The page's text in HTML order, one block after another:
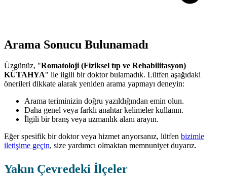
Arama Sonucu Bulunamadı
Üzgünüz, "Romatoloji (Fiziksel tıp ve Rehabilitasyon)
KÜTAHYA" ile ilgili bir doktor bulamadık. Lütfen aşağıdaki
önerileri dikkate alarak yeniden arama yapmayı deneyin:
Arama teriminizin doğru yazıldığından emin olun.
Daha genel veya farklı anahtar kelimeler kullanın.
İlgili bir branş veya uzmanlık alanı arayın.
Eğer spesifik bir doktor veya hizmet arıyorsanız, lütfen bizimle
iletişime geçin, size yardımcı olmaktan memnuniyet duyarız.
Yakın Çevredeki İlçeler